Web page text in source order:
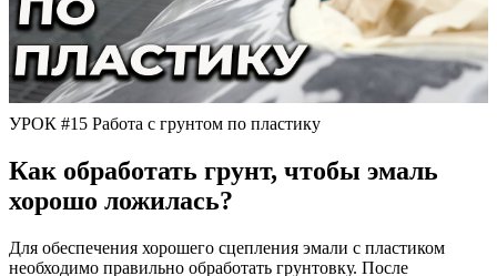
УРОК #15 Работа с грунтом по пластику
Как обработать грунт, чтобы эмаль
хорошо ложилась?
Для обеспечения хорошего сцепления эмали с пластиком
необходимо правильно обработать грунтовку. После